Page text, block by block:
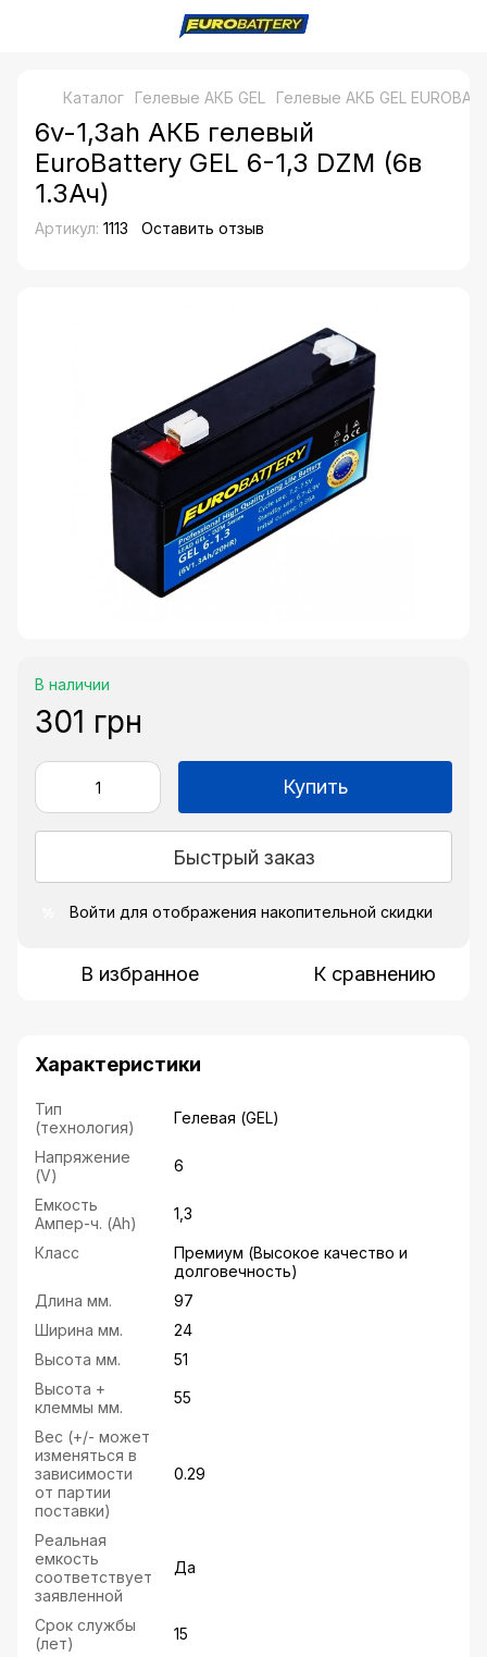
Каталог Гелевые АКБ GEL Гелевые АКБ GEL
6v-1,3ah АКБ гелевый
EuroBattery GEL 6-1,3 DZM (6в
1.3Ач)
Артикул: 1113 Оставить отзыв
В наличии
301 грн
Купить
Быстрый заказ
Войти для отображения накопительной скидки
В избранное К сравнению
Характеристики
Тип
(технология)
Гелевая (GEL)
Напряжение
(V)
6
Емкость
Ампер-ч. (Ah)
1,3
Класс
Премиум (Высокое качество и
долговечность)
Длина мм.
97
Ширина мм.
24
Высота мм.
51
Высота +
клеммы мм.
55
Вес (+/- может
изменяться в
зависимости
от партии
поставки)
0.29
Реальная
емкость
соответствует
заявленной
Да
Срок службы
(лет)
15